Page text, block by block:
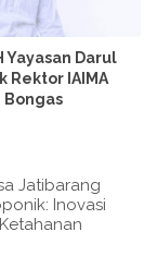
Yayasan Darul
Rektor IAIMA
Bongas
Jatibarang
Inovasi